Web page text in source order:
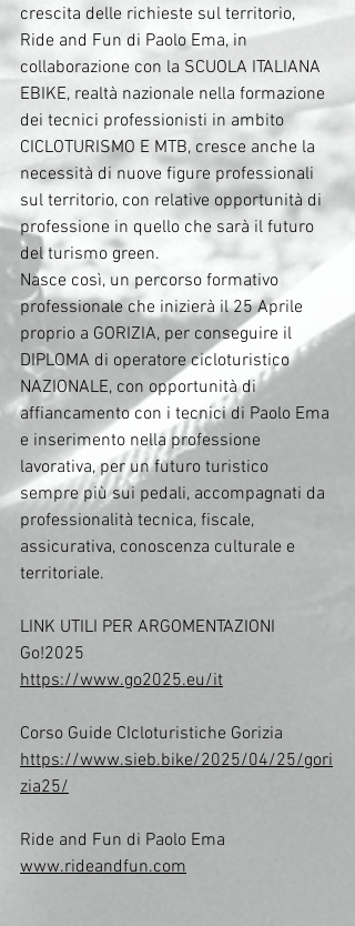
crescita delle richieste sul territorio,
Ride and Fun di Paolo Ema, in
collaborazione con la SCUOLA ITALIANA
EBIKE, realtà nazionale nella formazione
dei tecnici professionisti in ambito
CICLOTURISMO E MTB, cresce anche la
necessità di nuove figure professionali
sul territorio, con relative opportunità di
professione in quello che sarà il futuro
del turismo green.
Nasce così, un percorso formativo
professionale che inizierà il 25 Aprile
proprio a GORIZIA, per conseguire il
DIPLOMA di operatore cicloturistico
NAZIONALE, con opportunità di
affiancamento con i tecnici di Paolo Ema
e inserimento nella professione
lavorativa, per un futuro turistico
sempre più sui pedali, accompagnati da
professionalità tecnica, fiscale,
assicurativa, conoscenza culturale e
territoriale.
LINK UTILI PER ARGOMENTAZIONI
Go!2025
https://www.go2025.eu/it
Corso Guide CIcloturistiche Gorizia
https://www.sieb.bike/2025/04/25/gori
zia25/
Ride and Fun di Paolo Ema
www.rideandfun.com